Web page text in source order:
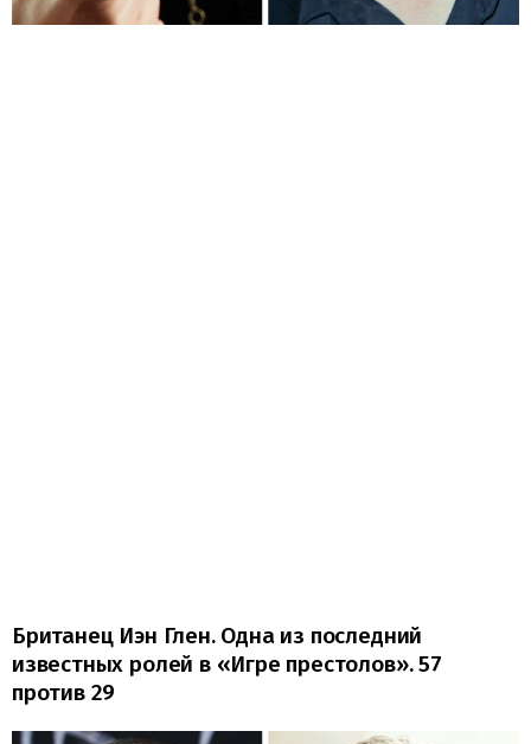
Британец Иэн Глен. Одна из последний
известных ролей в «Игре престолов». 57
против 29